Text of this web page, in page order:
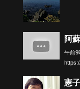
阿
午前9
憲